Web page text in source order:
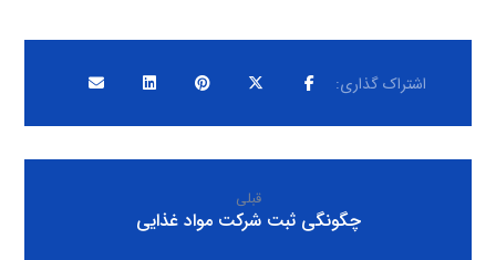
قبلی
چگونگی ثبت شرکت مواد غذایی